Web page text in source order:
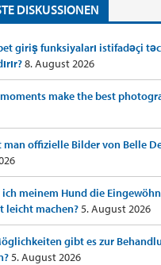
DISKUSSIONEN
giriş funksiyaları istifadəçi
8. August 2026
make the best
man offizielle Bilder von Belle
ich meinem Hund die
leicht machen?5. August 2026
gibt es zur
5. August 2026